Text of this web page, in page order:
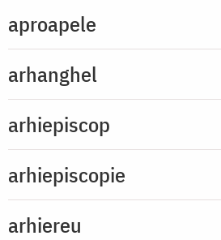
aproapele
arhanghel
arhiepiscop
arhiepiscopie
arhiereu